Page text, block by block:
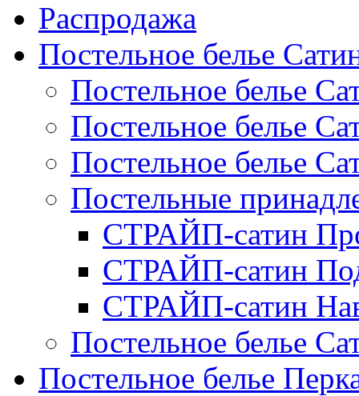
Распродажа
Постельное белье
Постельное белье
Постельное белье
Постельное белье
Постельные
СТРАЙП-сатин
СТРАЙП-сатин
СТРАЙП-сатин
Постельное белье
Постельное белье